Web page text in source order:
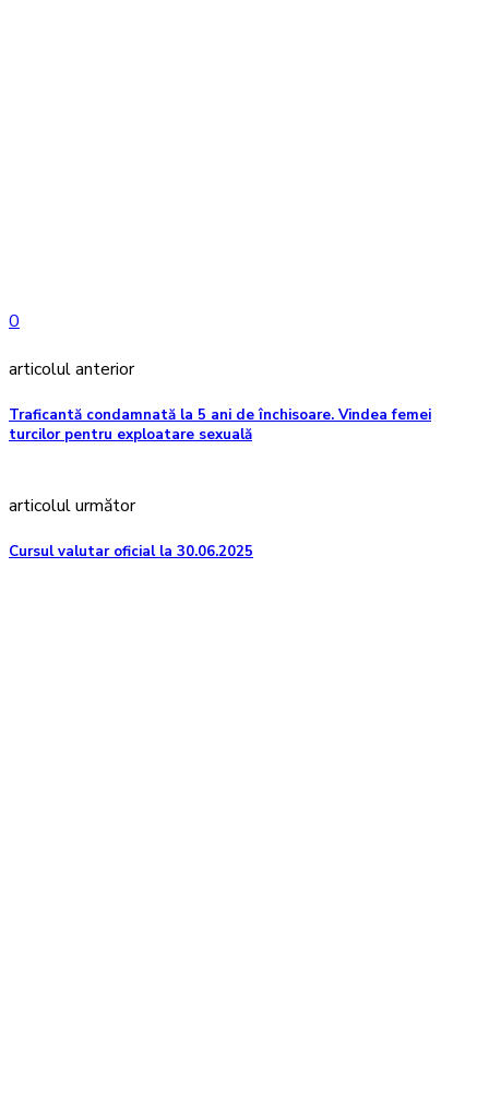
0
articolul anterior
Traficantă condamnată la 5 ani de închisoare. Vindea femei
turcilor pentru exploatare sexuală
articolul următor
Cursul valutar oficial la 30.06.2025